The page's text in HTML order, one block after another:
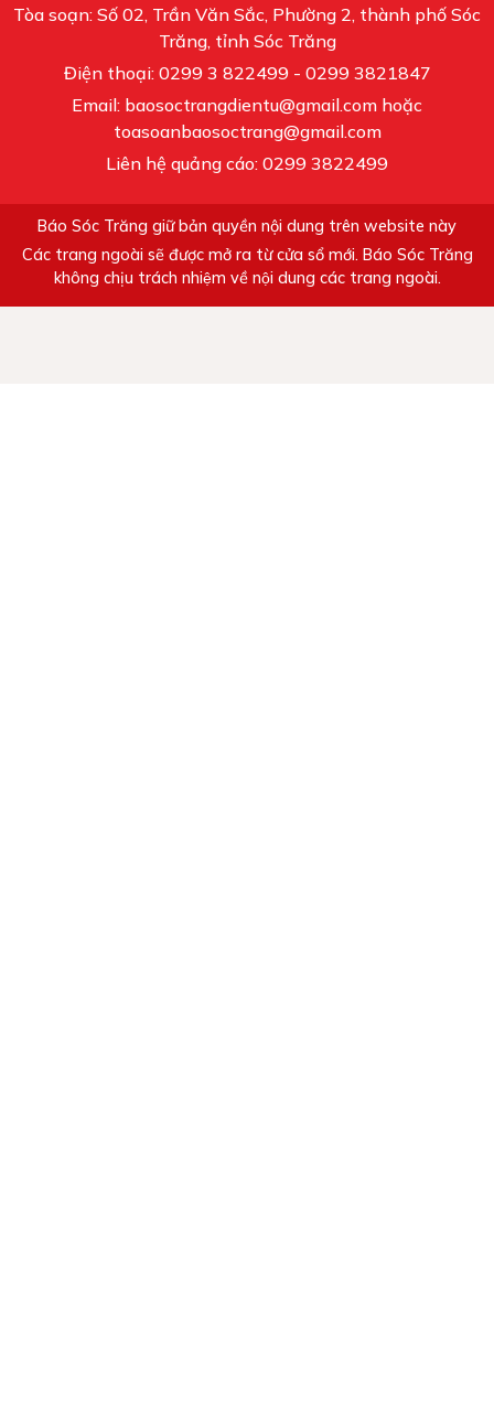
Tòa soạn: Số 02, Trần Văn Sắc, Phường 2, thành phố Sóc
Trăng, tỉnh Sóc Trăng
Điện thoại: 0299 3 822499 - 0299 3821847
Email: baosoctrangdientu@gmail.com hoặc
toasoanbaosoctrang@gmail.com
Liên hệ quảng cáo: 0299 3822499
Báo Sóc Trăng giữ bản quyền nội dung trên website này
Các trang ngoài sẽ được mở ra từ cửa sổ mới. Báo Sóc Trăng
không chịu trách nhiệm về nội dung các trang ngoài.